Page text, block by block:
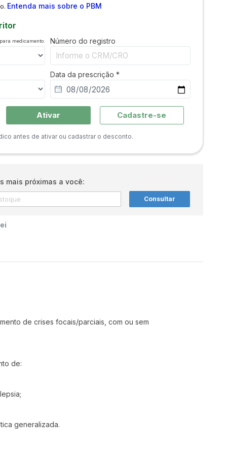
Entenda mais sobre o PBM
medicamento. Número do registro
Data da prescrição *
Ativar Cadastre-se
antes de ativar ou cadastrar o desconto.
mais próximas a você:
Consultar
de crises focais/parciais, com ou sem
de:
generalizada.